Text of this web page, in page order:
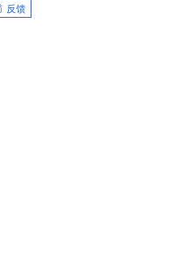
反馈